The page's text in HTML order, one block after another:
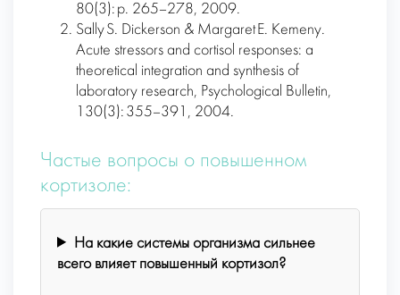
80(3): p. 265–278, 2009.
Sally S. Dickerson & Margaret E. Kemeny.
Acute stressors and cortisol responses: a
theoretical integration and synthesis of
laboratory research, Psychological Bulletin,
130(3): 355–391, 2004.
Частые вопросы о повышенном
кортизоле:
На какие системы организма сильнее
всего влияет повышенный кортизол?